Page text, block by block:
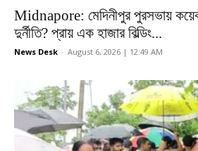
Midnapore: মেদিনীপুর পুরসভায়
দুর্নীতি? প্রায় এক হাজার বিল্ডিং...
News Desk - August 6, 2026 | 12:49 AM